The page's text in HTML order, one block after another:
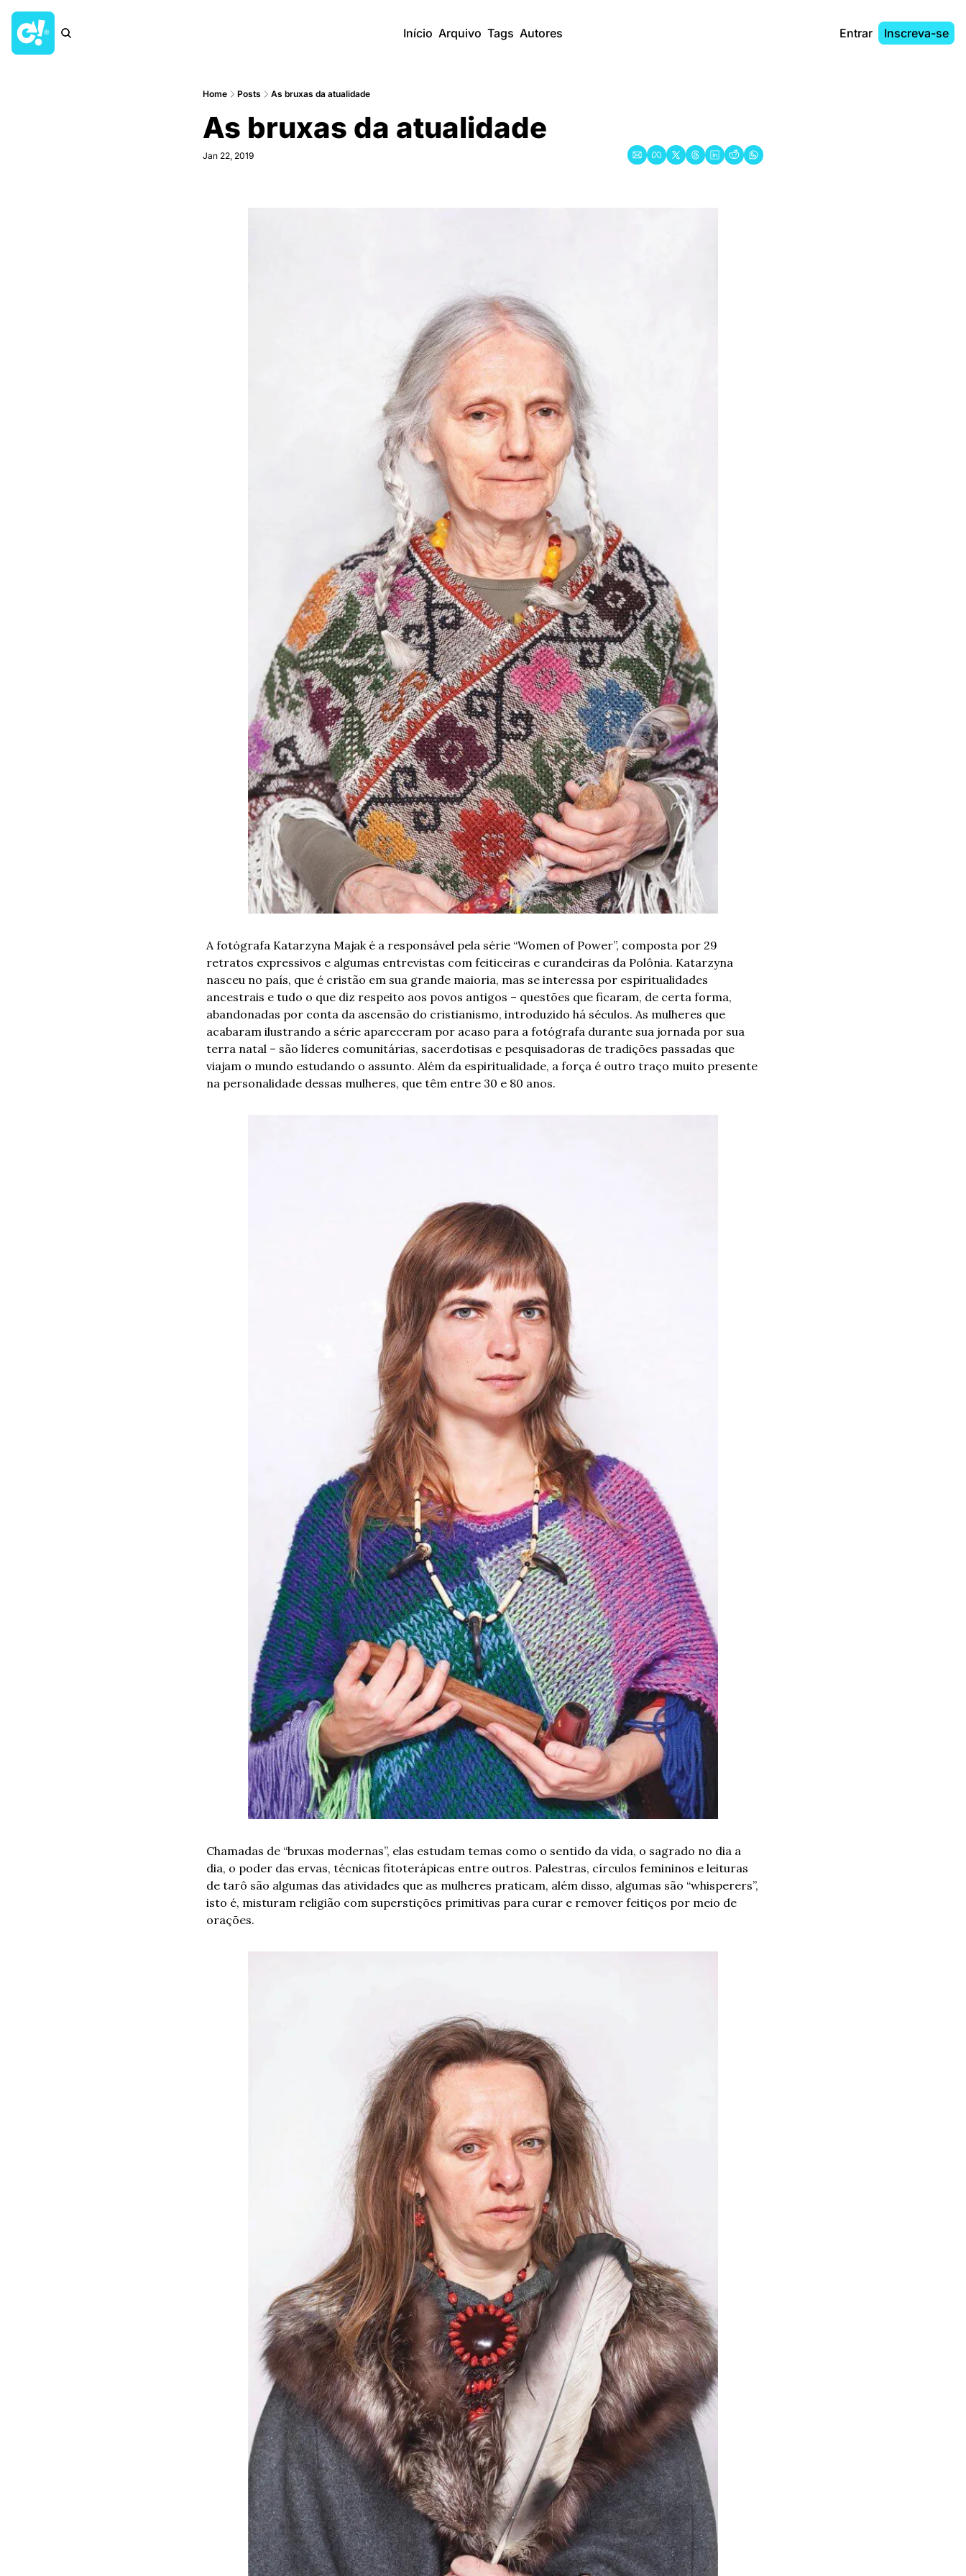
Início Arquivo Tags Autores Entrar Inscreva-se
Home Posts As bruxas da atualidade
As bruxas da atualidade
Jan 22, 2019
A fotógrafa Katarzyna Majak é a responsável pela série “Women of Power”, composta por 29
retratos expressivos e algumas entrevistas com feiticeiras e curandeiras da Polônia. Katarzyna
nasceu no país, que é cristão em sua grande maioria, mas se interessa por espiritualidades
ancestrais e tudo o que diz respeito aos povos antigos – questões que ficaram, de certa forma,
abandonadas por conta da ascensão do cristianismo, introduzido há séculos. As mulheres que
acabaram ilustrando a série apareceram por acaso para a fotógrafa durante sua jornada por sua
terra natal – são líderes comunitárias, sacerdotisas e pesquisadoras de tradições passadas que
viajam o mundo estudando o assunto. Além da espiritualidade, a força é outro traço muito presente
na personalidade dessas mulheres, que têm entre 30 e 80 anos.
Chamadas de “bruxas modernas”, elas estudam temas como o sentido da vida, o sagrado no dia a
dia, o poder das ervas, técnicas fitoterápicas entre outros. Palestras, círculos femininos e leituras
de tarô são algumas das atividades que as mulheres praticam, além disso, algumas são “whisperers”,
isto é, misturam religião com superstições primitivas para curar e remover feitiços por meio de
orações.